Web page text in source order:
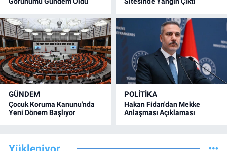
GÜNDEM
Çocuk Koruma Kanunu'nda
Yeni Dönem Başlıyor
POLİTİKA
Hakan Fidan'dan Mekke
Anlaşması Açıklaması